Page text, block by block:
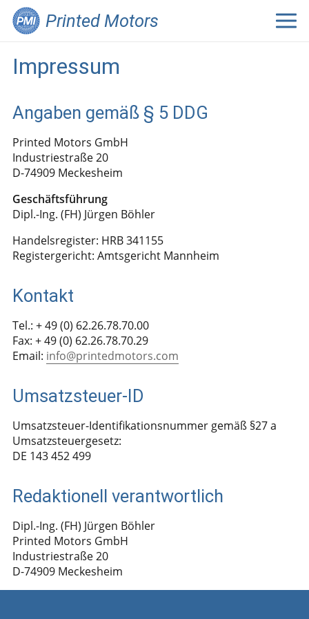
Printed Motors
Impressum
Angaben gemäß § 5 DDG
Printed Motors GmbH
Industriestraße 20
D-74909 Meckesheim
Geschäftsführung
Dipl.-Ing. (FH) Jürgen Böhler
Handelsregister: HRB 341155
Registergericht: Amtsgericht Mannheim
Kontakt
Tel.: + 49 (0) 62.26.78.70.00
Fax: + 49 (0) 62.26.78.70.29
Email: info@printedmotors.com
Umsatzsteuer-ID
Umsatzsteuer-Identifikationsnummer gemäß §27 a
Umsatzsteuergesetz:
DE 143 452 499
Redaktionell verantwortlich
Dipl.-Ing. (FH) Jürgen Böhler
Printed Motors GmbH
Industriestraße 20
D-74909 Meckesheim